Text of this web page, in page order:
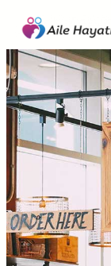
İçeriğe
geç